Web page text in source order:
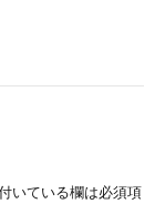
いている欄は必須項